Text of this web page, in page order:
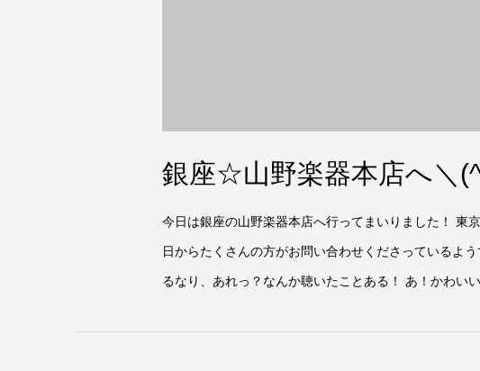
銀座☆山野楽器本店へ＼
今日は銀座の山野楽器本店へ行ってまいりました！ 東
日からたくさんの方がお問い合わせくださっているよ
るなり、あれっ？なんか聴いたことある！ あ！かわい